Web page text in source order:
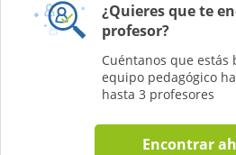
¿Quieres que te
profesor?
Cuéntanos que
equipo pedagógico
hasta 3 profesores
Encontrar